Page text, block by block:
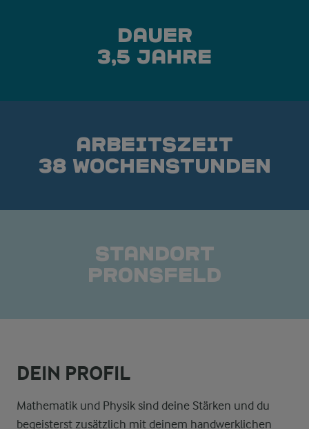
Dauer
3,5 Jahre
Arbeitszeit
38 Wochenstunden
Standort
Pronsfeld
DEIN PROFIL
Mathematik und Physik sind deine Stärken und du
begeisterst zusätzlich mit deinem handwerklichen